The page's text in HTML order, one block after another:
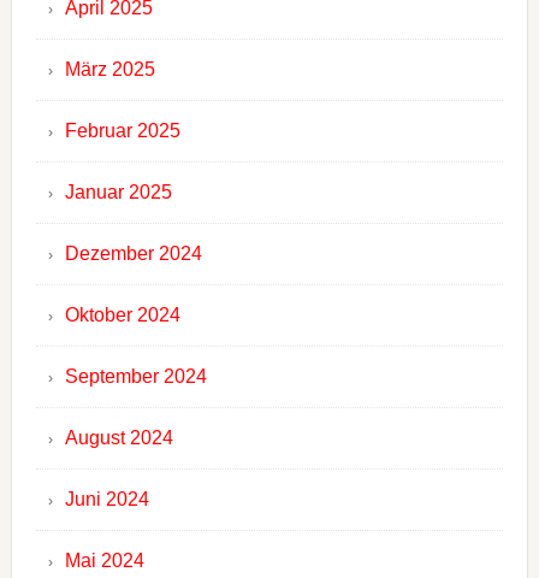
April 2025
März 2025
Februar 2025
Januar 2025
Dezember 2024
Oktober 2024
September 2024
August 2024
Juni 2024
Mai 2024